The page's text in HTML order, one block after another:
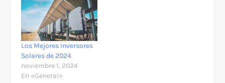
Los Mejores Inversores
Solares de 2024
noviembre 1, 2024
En «General»